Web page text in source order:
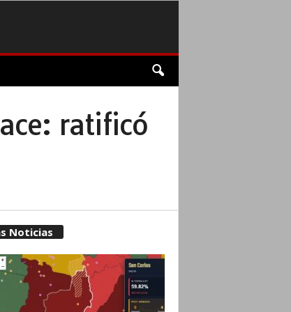
ratificó
Noticias